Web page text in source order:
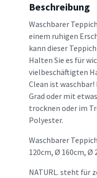
Beschreibung
Waschbarer
einem ruhigen
kann dieser
Halten Sie es für
vielbeschäftigten
Clean ist
Grad oder mit
trocknen oder im
Polyester.
Waschbarer
120cm, Ø 160cm, Ø
NATURL. steht für